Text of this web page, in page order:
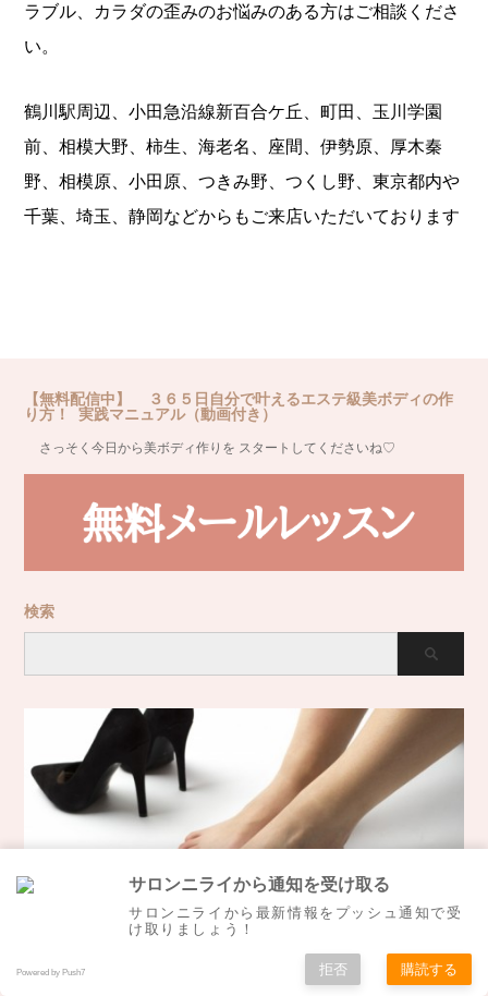
ラブル、カラダの歪みのお悩みのある方はご相談くださ
い。
鶴川駅周辺、小田急沿線新百合ケ丘、町田、玉川学園
前、相模大野、柿生、海老名、座間、伊勢原、厚木秦
野、相模原、小田原、つきみ野、つくし野、東京都内や
千葉、埼玉、静岡などからもご来店いただいております
【無料配信中】 ３６５日自分で叶えるエステ級美ボディの作
り方！ 実践マニュアル（動画付き）
さっそく今日から美ボディ作りを スタートしてくださいね♡
検索
靴の悩みを改善したい
サロンニライから通知を受け取る
サロンニライから最新情報をプッシュ通知で受
け取りましょう！
Powered by Push7 拒否 購読する